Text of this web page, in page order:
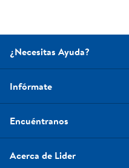
¿Necesitas Ayuda?
Infórmate
Encuéntranos
Acerca de Lider